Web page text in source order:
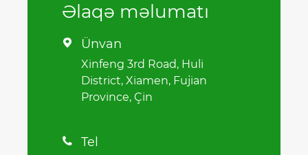
Əlaqə məlumatı
 Ünvan
Xinfeng 3rd Road, Huli
District, Xiamen, Fujian
Province, Çin
 Tel